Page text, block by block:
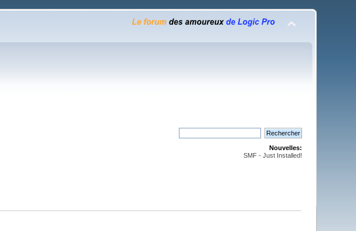
Nouvelles:
SMF - Just Installed!